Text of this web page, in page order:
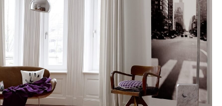
Teppichboden
Teppich